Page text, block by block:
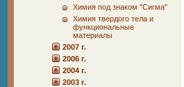
Химия под знаком "Сигма"
Химия твердого тела и
функциональные
материалы
2007 г.
2006 г.
2004 г.
2003 г.